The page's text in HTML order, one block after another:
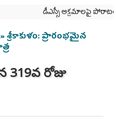
డీఎస్సీ అక్రమాలపై పోరాటం
» శ్రీకాకుళం: ప్రారంభమైన
319వ రోజు